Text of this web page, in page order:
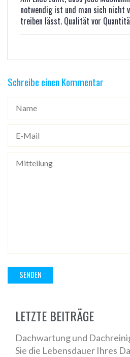
notwendig ist und man sich nicht
treiben lässt. Qualität vor
Schreibe einen Kommentar
LETZTE BEITRÄGE
Dachwartung und
Sie die Lebensdauer Ihres